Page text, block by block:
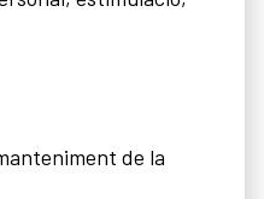
de la